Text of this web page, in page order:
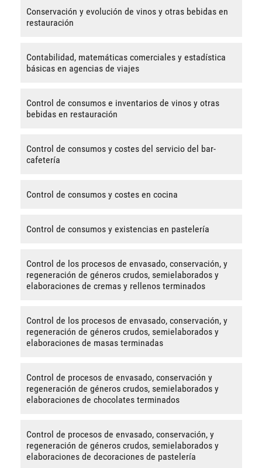
Conservación y evolución de vinos y otras bebidas en
restauración
Contabilidad, matemáticas comerciales y estadística
básicas en agencias de viajes
Control de consumos e inventarios de vinos y otras
bebidas en restauración
Control de consumos y costes del servicio del bar-
cafetería
Control de consumos y costes en cocina
Control de consumos y existencias en pastelería
Control de los procesos de envasado, conservación, y
regeneración de géneros crudos, semielaborados y
elaboraciones de cremas y rellenos terminados
Control de los procesos de envasado, conservación, y
regeneración de géneros crudos, semielaborados y
elaboraciones de masas terminadas
Control de procesos de envasado, conservación y
regeneración de géneros crudos, semielaborados y
elaboraciones de chocolates terminados
Control de procesos de envasado, conservación, y
regeneración de géneros crudos, semielaborados y
elaboraciones de decoraciones de pastelería